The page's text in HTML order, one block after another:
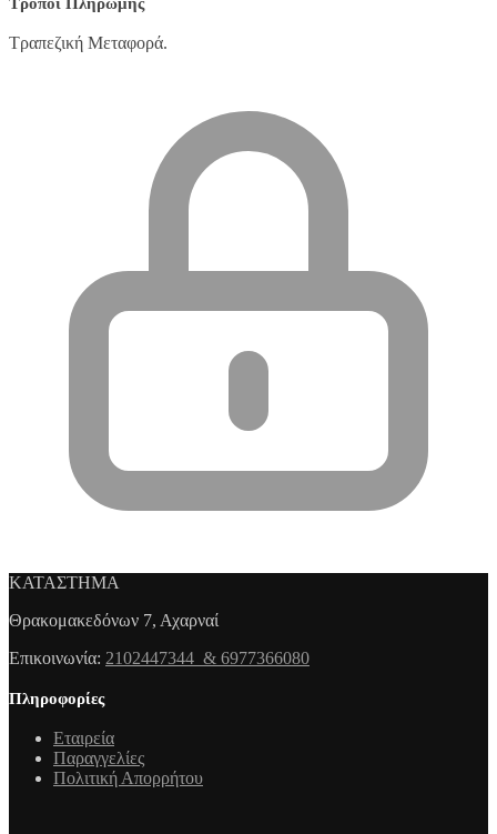
Τραπεζική Μεταφορά.
ΚΑΤΑΣΤΗΜΑ
Θρακομακεδόνων 7, Αχαρναί
Επικοινωνία: 2102447344 & 6977366080
Πληροφορίες
Εταιρεία
Παραγγελίες
Πολιτική Απορρήτου